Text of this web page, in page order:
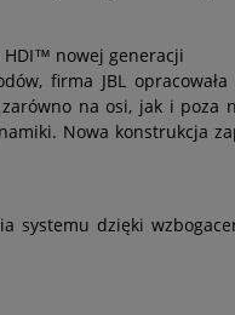
HDI™ nowej generacji
firma JBL
na osi, jak i poza
Nowa konstrukcja
systemu dzięki